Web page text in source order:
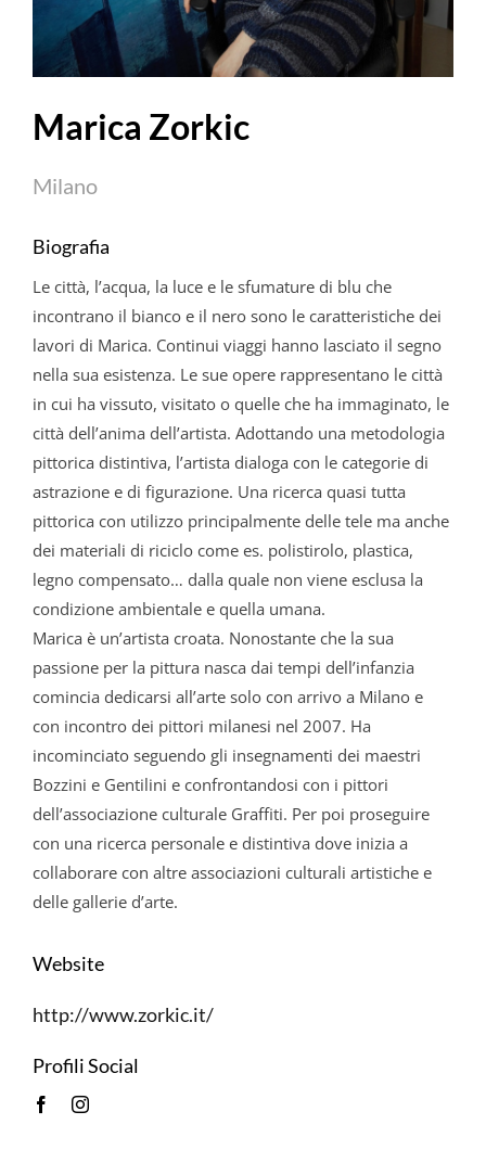
Marica Zorkic
Milano
Biografia
Le città, l’acqua, la luce e le sfumature di blu che
incontrano il bianco e il nero sono le caratteristiche dei
lavori di Marica. Continui viaggi hanno lasciato il segno
nella sua esistenza. Le sue opere rappresentano le città
in cui ha vissuto, visitato o quelle che ha immaginato, le
città dell’anima dell’artista. Adottando una metodologia
pittorica distintiva, l’artista dialoga con le categorie di
astrazione e di figurazione. Una ricerca quasi tutta
pittorica con utilizzo principalmente delle tele ma anche
dei materiali di riciclo come es. polistirolo, plastica,
legno compensato… dalla quale non viene esclusa la
condizione ambientale e quella umana.
Marica è un’artista croata. Nonostante che la sua
passione per la pittura nasca dai tempi dell’infanzia
comincia dedicarsi all’arte solo con arrivo a Milano e
con incontro dei pittori milanesi nel 2007. Ha
incominciato seguendo gli insegnamenti dei maestri
Bozzini e Gentilini e confrontandosi con i pittori
dell’associazione culturale Graffiti. Per poi proseguire
con una ricerca personale e distintiva dove inizia a
collaborare con altre associazioni culturali artistiche e
delle gallerie d’arte.
Website
http://www.zorkic.it/
Profili Social